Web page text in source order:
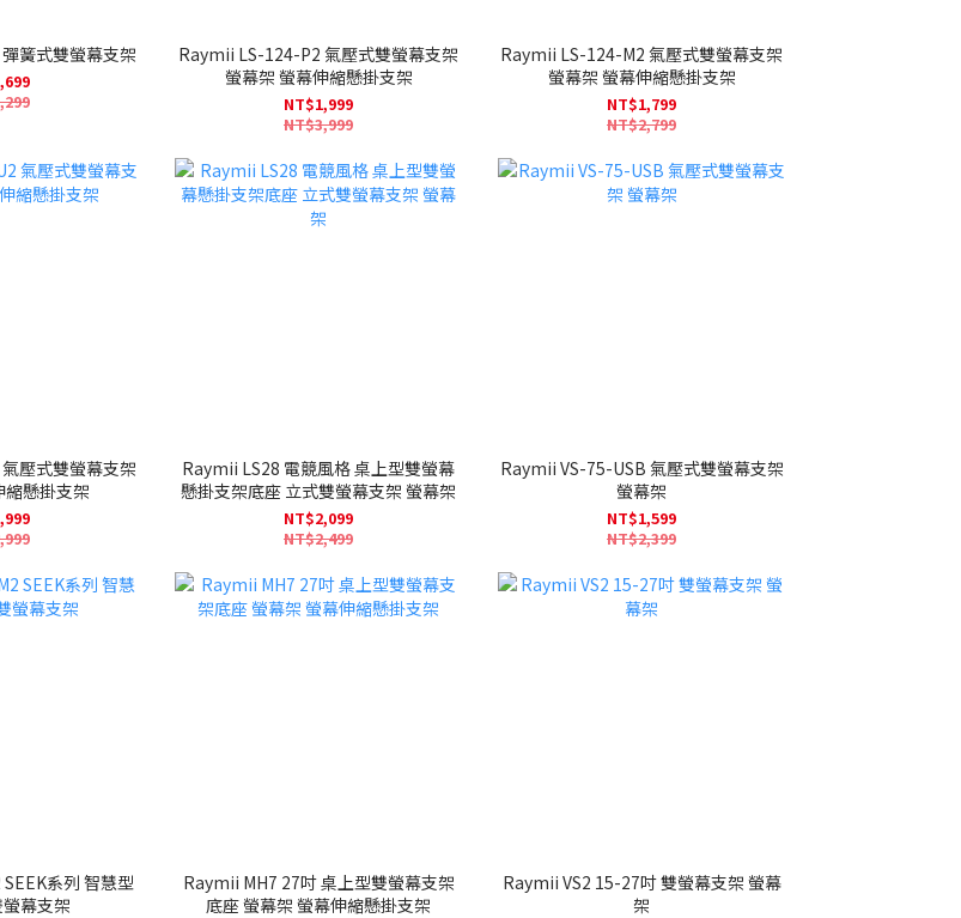
簧式雙螢幕支架
Raymii LS-124-P2 氣壓式雙螢幕支架
螢幕架 螢幕伸縮懸掛支架
NT$1,999
NT$3,999
Raymii LS-124-M2 氣壓式雙螢幕支架
螢幕架 螢幕伸縮懸掛支架
NT$1,799
NT$2,799
壓式雙螢幕支架
縮懸掛支架
Raymii LS28 電競風格 桌上型雙螢幕
懸掛支架底座 立式雙螢幕支架 螢幕架
NT$2,099
NT$2,499
Raymii VS-75-USB 氣壓式雙螢幕支架
螢幕架
NT$1,599
NT$2,399
系列 智慧型
幕支架
Raymii MH7 27吋 桌上型雙螢幕支架
底座 螢幕架 螢幕伸縮懸掛支架
Raymii VS2 15-27吋 雙螢幕支架 螢幕
架